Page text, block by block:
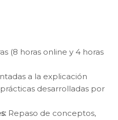
(8 horas online y 4 horas
a la explicación
desarrolladas por
Repaso de conceptos,